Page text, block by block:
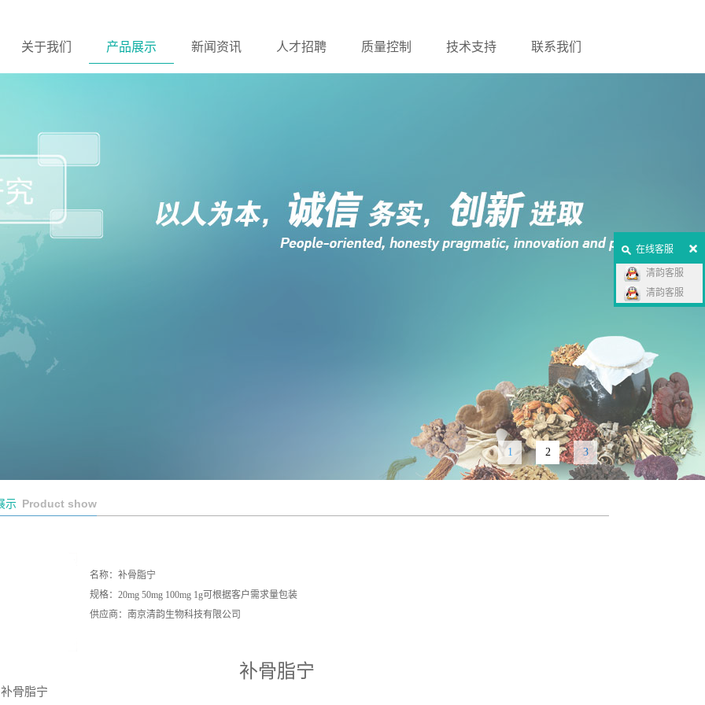
关于我们 产品展示 新闻资讯 人才招聘 质量控制 技术支持 联系我们
1 2 3
示 Product show
名称：补骨脂宁
规格：20mg 50mg 100mg 1g可根据客户需求量包装
供应商：南京清韵生物科技有限公司
补骨脂宁
补骨脂宁
在线客服
清韵客服
清韵客服